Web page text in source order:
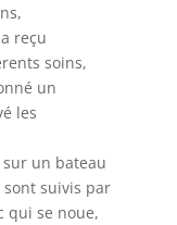
reçu
soins,
un
les
un bateau
suivis par
qui se noue,